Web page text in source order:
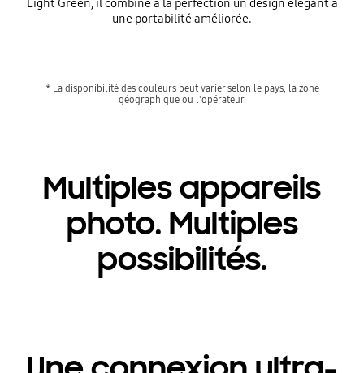
Light Green, il combine à la perfection un design élégant à
une portabilité améliorée.
* La disponibilité des couleurs peut varier selon le pays, la zone
géographique ou l'opérateur.
Multiples appareils
photo. Multiples
possibilités.